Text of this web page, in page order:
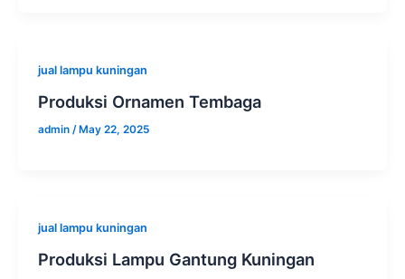
jual lampu kuningan
Produksi Ornamen Tembaga
admin / May 22, 2025
jual lampu kuningan
Produksi Lampu Gantung Kuningan